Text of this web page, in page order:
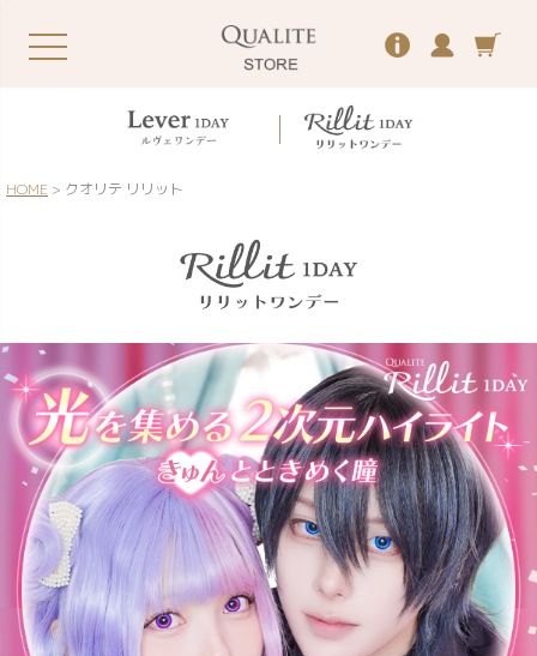
HOME クオリテ リリット